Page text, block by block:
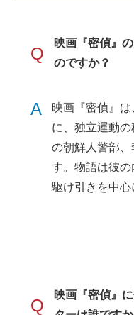
Q
映画『密偵』
のですか？
A
映画『密偵』
に、独立運動
の朝鮮人警部
す。物語は彼
駆け引きを中心
Q
映画『密偵』